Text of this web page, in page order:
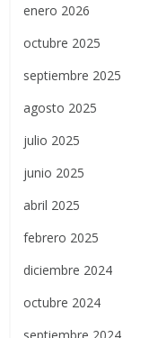
enero 2026
octubre 2025
septiembre 2025
agosto 2025
julio 2025
junio 2025
abril 2025
febrero 2025
diciembre 2024
octubre 2024
septiembre 2024